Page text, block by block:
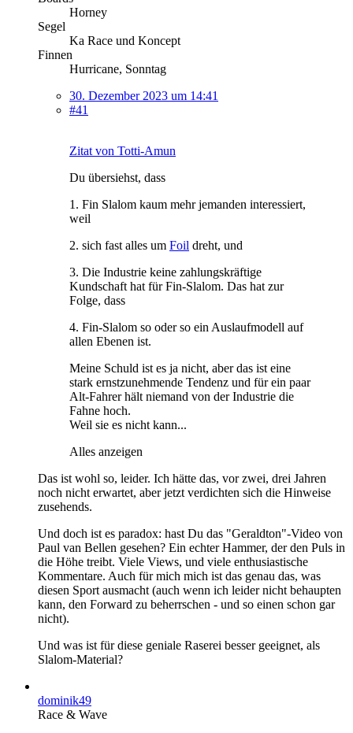
Horney
Segel
Ka Race und Koncept
Finnen
Hurricane, Sonntag
30. Dezember 2023 um 14:41
#41
Zitat von Totti-Amun
Du übersiehst, dass
1. Fin Slalom kaum mehr jemanden interessiert,
weil
2. sich fast alles um Foil dreht, und
3. Die Industrie keine zahlungskräftige
Kundschaft hat für Fin-Slalom. Das hat zur
Folge, dass
4. Fin-Slalom so oder so ein Auslaufmodell auf
allen Ebenen ist.
Meine Schuld ist es ja nicht, aber das ist eine
stark ernstzunehmende Tendenz und für ein paar
Alt-Fahrer hält niemand von der Industrie die
Fahne hoch.
Weil sie es nicht kann...
Alles anzeigen
Das ist wohl so, leider. Ich hätte das, vor zwei, drei Jahren
noch nicht erwartet, aber jetzt verdichten sich die Hinweise
zusehends.
Und doch ist es paradox: hast Du das "Geraldton"-Video von
Paul van Bellen gesehen? Ein echter Hammer, der den Puls in
die Höhe treibt. Viele Views, und viele enthusiastische
Kommentare. Auch für mich mich ist das genau das, was
diesen Sport ausmacht (auch wenn ich leider nicht behaupten
kann, den Forward zu beherrschen - und so einen schon gar
nicht).
Und was ist für diese geniale Raserei besser geeignet, als
Slalom-Material?
dominik49
Race & Wave